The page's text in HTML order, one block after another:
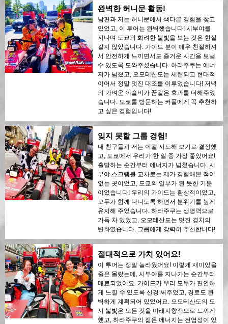
완벽한 허니문 활동!
남편과 저는 허니문에서 색다른 경험을 찾고
있었고, 이 투어는 완벽했습니다! 시부야를
지나며 도쿄의 화려한 불빛을 보는 것은 현실
같지 않았습니다. 가이드 분이 매우 친절하셔
서 안전하게 느끼면서도 즐거운 시간을 보낼
수 있도록 도와주셨습니다. 하라주쿠는 에너
지가 넘쳤고, 오모테산도는 세련되고 현대적
이어서 정말 멋진 대조를 이루었습니다! 저녁
의 가벼운 이슬비가 꿈같은 효과를 더해주었
습니다. 도쿄를 방문하는 커플에게 꼭 추천하
고 싶은 경험입니다!
잊지 못할 그룹 경험!
내 친구들과 저는 이걸 시도해 보기로 결정했
고, 도쿄에서 우리가 한 일 중 가장 좋았어요!
출발하는 순간부터 에너지가 넘쳤습니다. 시
부야 스크램블 교차로는 제가 경험해본 적이
없는 곳이었고, 도쿄의 일부가 된 듯한 기분
이었습니다! 우리의 가이드는 환상적이었고,
모두가 함께 다니도록 하면서 분위기를 높게
유지해 주었습니다. 하라주쿠는 생명력으로
가득 차 있었고, 오모테산도는 멋진 경치의
변화였습니다. 그룹에게 강력히 추천합니다!
절대적으로 가치 있어요!
이 투어는 정말 놀라웠어요! 이렇게 재미있을
줄은 몰랐는데, 시부야를 지나가는 순간부터
매료되었어요. 가이드가 우리 모두가 편안하
게 느낄 수 있도록 신경 써주었고, 경로도 완
벽하게 계획되어 있었어요. 오모테산도의 도
시 불빛은 모든 것을 미래지향적으로 느끼게
했고, 하라주쿠의 젊은 에너지는 전염성이 있